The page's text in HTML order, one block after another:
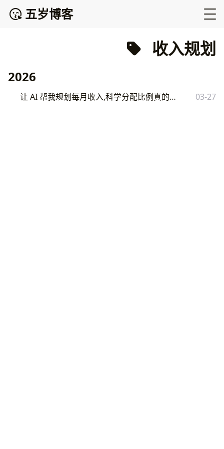
五岁博客
收入规划
2026
让 AI 帮我规划每月收入,科学分配比例真的有效吗？ 03-27